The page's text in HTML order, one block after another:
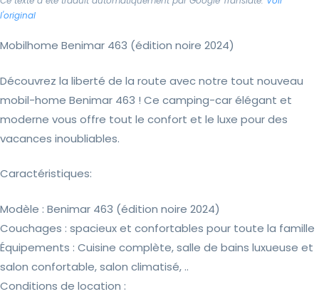
l'original
Mobilhome Benimar 463 (édition noire 2024)
Découvrez la liberté de la route avec notre tout nouveau
mobil-home Benimar 463 ! Ce camping-car élégant et
moderne vous offre tout le confort et le luxe pour des
vacances inoubliables.
Caractéristiques:
Modèle : Benimar 463 (édition noire 2024)
Couchages : spacieux et confortables pour toute la famille
Équipements : Cuisine complète, salle de bains luxueuse et
salon confortable, salon climatisé, ..
Conditions de location :